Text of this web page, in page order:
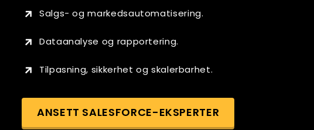
Salgs- og markedsautomatisering.
Dataanalyse og rapportering.
Tilpasning, sikkerhet og skalerbarhet.
ANSETT SALESFORCE-EKSPERTER